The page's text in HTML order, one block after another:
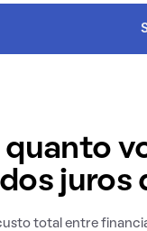
quanto
dos juros
total entre